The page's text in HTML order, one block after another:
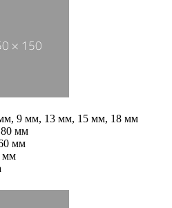
9 мм, 13 мм, 15 мм, 18 мм
80 мм
мм
мм